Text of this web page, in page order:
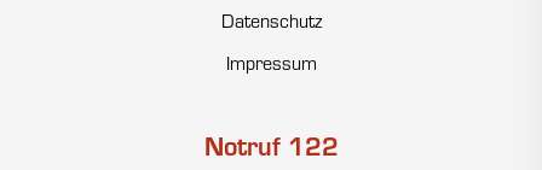
Datenschutz
Impressum
Notruf 122